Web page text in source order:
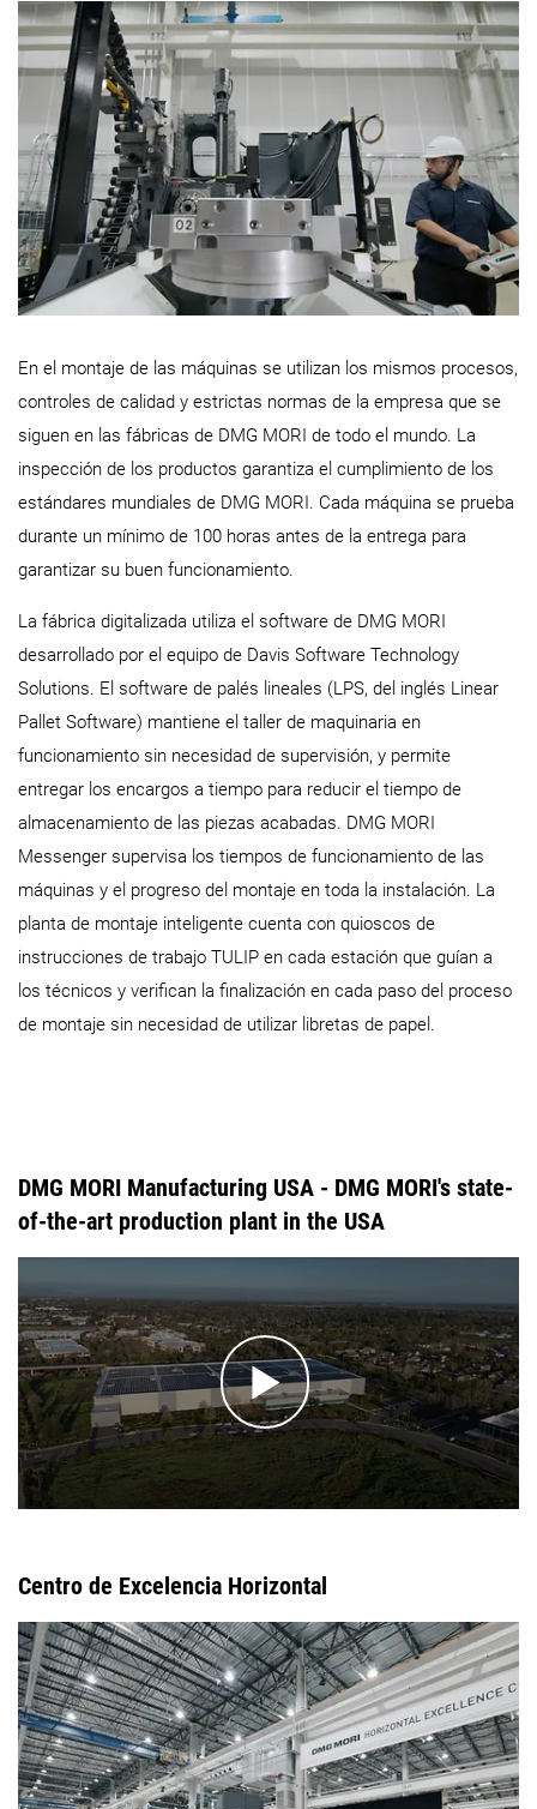
En el montaje de las máquinas se utilizan los mismos procesos,
controles de calidad y estrictas normas de la empresa que se
siguen en las fábricas de DMG MORI de todo el mundo. La
inspección de los productos garantiza el cumplimiento de los
estándares mundiales de DMG MORI. Cada máquina se prueba
durante un mínimo de 100 horas antes de la entrega para
garantizar su buen funcionamiento.
La fábrica digitalizada utiliza el software de DMG MORI
desarrollado por el equipo de Davis Software Technology
Solutions. El software de palés lineales (LPS, del inglés Linear
Pallet Software) mantiene el taller de maquinaria en
funcionamiento sin necesidad de supervisión, y permite
entregar los encargos a tiempo para reducir el tiempo de
almacenamiento de las piezas acabadas. DMG MORI
Messenger supervisa los tiempos de funcionamiento de las
máquinas y el progreso del montaje en toda la instalación. La
planta de montaje inteligente cuenta con quioscos de
instrucciones de trabajo TULIP en cada estación que guían a
los técnicos y verifican la finalización en cada paso del proceso
de montaje sin necesidad de utilizar libretas de papel.
DMG MORI Manufacturing USA - DMG MORI's state-
of-the-art production plant in the USA
Centro de Excelencia Horizontal